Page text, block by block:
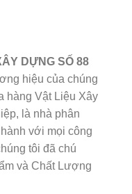
DỰNG SỐ 88
hiệu của chúng
hàng Vật Liệu Xây
là nhà phân
với mọi công
tôi đã chú
và Chất Lượng